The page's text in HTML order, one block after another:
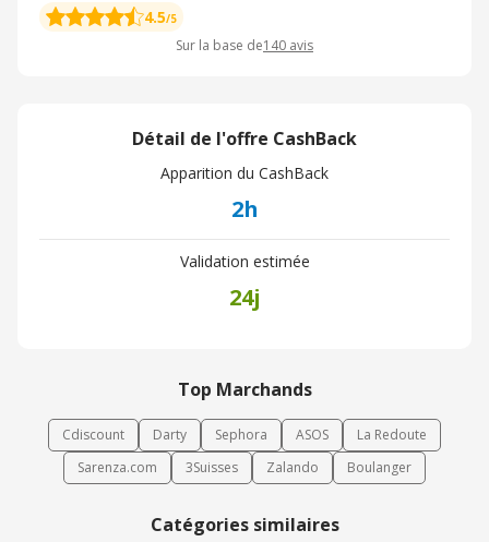
4.5/5
Sur la base de140 avis
Détail de l'offre CashBack
Apparition du CashBack
2h
Validation estimée
24j
Top Marchands
Cdiscount Darty Sephora ASOS
La Redoute
Sarenza.com
3Suisses Zalando Boulanger
Catégories similaires